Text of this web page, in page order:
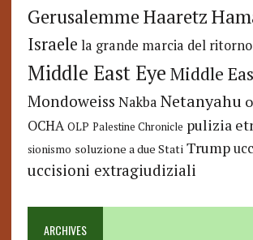
GerusalemmeHaaretz
Israele la grande marcia del ritorno
Middle East Eye Middle
Mondoweiss Nakba Netanyahu
OCHA OLP Palestine Chronicle pulizia
sionismo soluzione a due Stati Trump
uccisioni extragiudiziali
ARCHIVES